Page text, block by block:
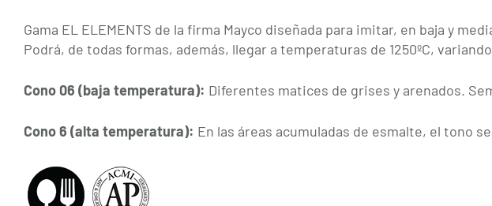
Gama EL ELEMENTS de la firma Mayco diseñada para imitar, en baja y
Podrá, de todas formas, además, llegar a temperaturas de 1250ºC,
Cono 06 (baja temperatura): Diferentes matices de grises y arenados.
Cono 6 (alta temperatura): En las áreas acumuladas de esmalte, el tono